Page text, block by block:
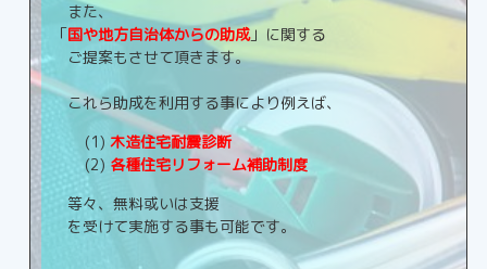
また、
「国や地方自治体からの助成」に関する
ご提案もさせて頂きます。
これら助成を利用する事により例えば、
(1) 木造住宅耐震診断
(2) 各種住宅リフォーム補助制度
等々、無料或いは支援
を受けて実施する事も可能です。